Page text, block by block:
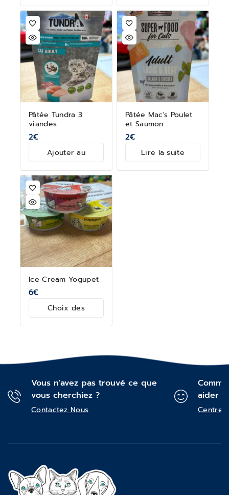
Pâtée Tundra 3
viandes
2€
Ajouter au
Pâtée Mac's Poulet
et Saumon
2€
Lire la suite
Ice Cream Yogupet
6€
Choix des
Vous n'avez pas trouvé ce que
vous cherchiez ?
Contactez Nous
aider ?
Centre